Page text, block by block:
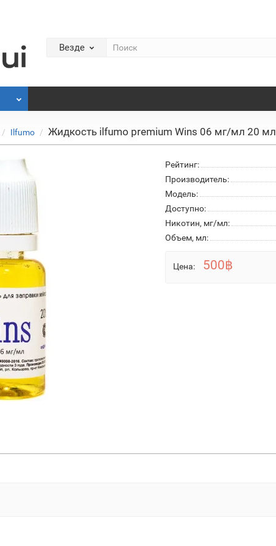
Везде
Ilfumo Жидкость ilfumo premium Wins 06 мг/мл 20 мл
Рейтинг:
Производитель:
Модель:
Доступно:
Никотин, мг/мл:
Объем, мл:
Цена: 500฿